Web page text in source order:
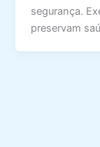
segurança.
preservam